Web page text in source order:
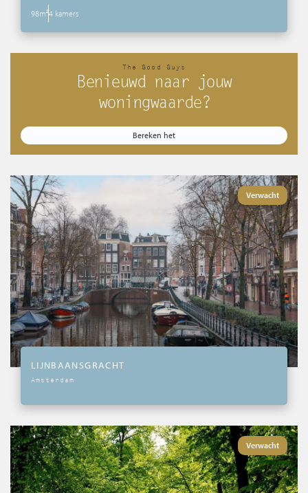
98m²4 kamers
The Good Guys
Benieuwd naar jouw
woningwaarde?
Bereken het
Verwacht
LIJNBAANSGRACHT
Amsterdam
Verwacht